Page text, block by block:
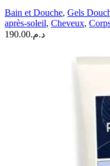
Après-
Soleil
|
Bain et Douche, Gels
après-soleil, Cheveux,
د.م.190.00